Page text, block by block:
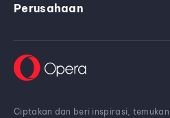
Perusahaan
Ciptakan dan beri inspirasi,